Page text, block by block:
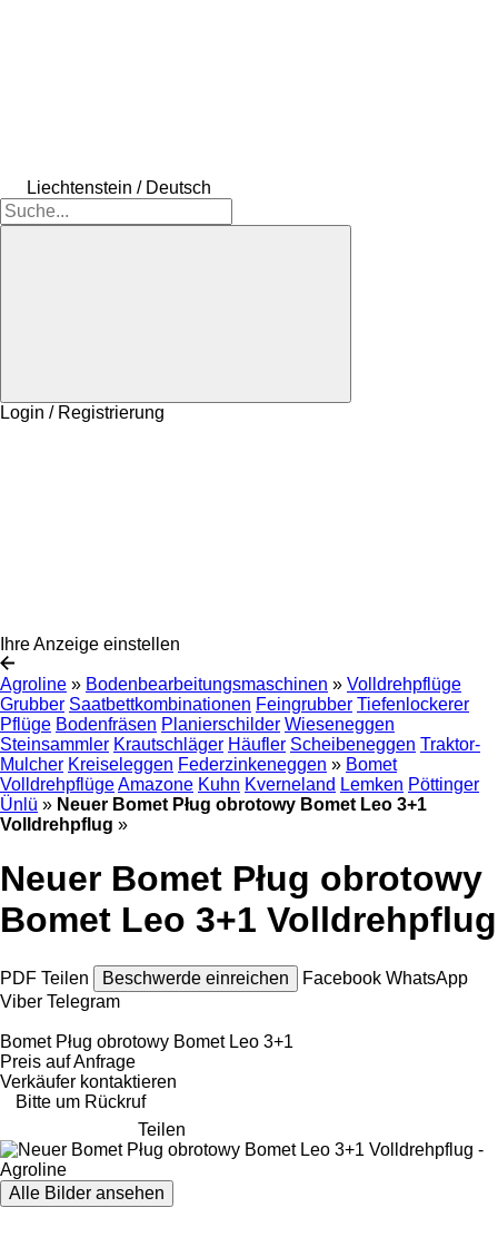
Liechtenstein / Deutsch
Login / Registrierung
Ihre Anzeige einstellen
Agroline » Bodenbearbeitungsmaschinen » Volldrehpflüge
Grubber Saatbettkombinationen Feingrubber Tiefenlockerer
Pflüge Bodenfräsen Planierschilder Wieseneggen
Steinsammler Krautschläger Häufler Scheibeneggen Traktor-
Mulcher Kreiseleggen Federzinkeneggen » Bomet
VolldrehpflügeAmazone Kuhn Kverneland Lemken Pöttinger
Ünlü » Neuer Bomet Pług obrotowy Bomet Leo 3+1
Volldrehpflug »
Neuer Bomet Pług obrotowy
Bomet Leo 3+1 Volldrehpflug
PDF Teilen Beschwerde einreichen Facebook WhatsApp
Viber Telegram
Bomet Pług obrotowy Bomet Leo 3+1
Preis auf Anfrage
Verkäufer kontaktieren
Bitte um Rückruf
Teilen
Alle Bilder ansehen